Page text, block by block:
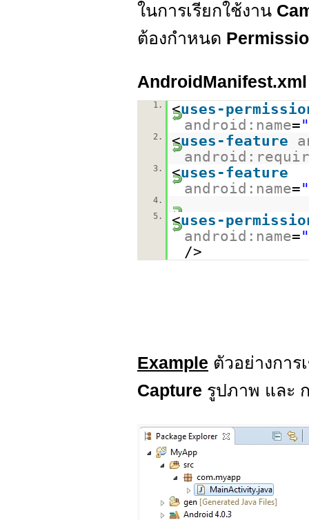
ในการเรียกใช้งาน
ต้องกำหนด
AndroidManifest.xml
1. <uses-
android:name=
2. <uses-feature
3. <uses-feature
android:name=
4.
5.
<uses-
android:name=
/>
Example ตัวอย่างกา
Capture รูปภาพ และ